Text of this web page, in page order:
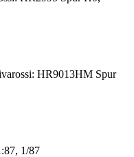
HR9013HM Spur
1/87